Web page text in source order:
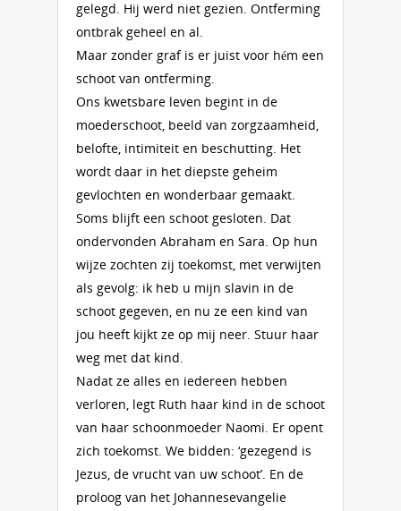
gelegd. Hij werd niet gezien. Ontferming
ontbrak geheel en al.
Maar zonder graf is er juist voor hém een
schoot van ontferming.
Ons kwetsbare leven begint in de
moederschoot, beeld van zorgzaamheid,
belofte, intimiteit en beschutting. Het
wordt daar in het diepste geheim
gevlochten en wonderbaar gemaakt.
Soms blijft een schoot gesloten. Dat
ondervonden Abraham en Sara. Op hun
wijze zochten zij toekomst, met verwijten
als gevolg: ik heb u mijn slavin in de
schoot gegeven, en nu ze een kind van
jou heeft kijkt ze op mij neer. Stuur haar
weg met dat kind.
Nadat ze alles en iedereen hebben
verloren, legt Ruth haar kind in de schoot
van haar schoonmoeder Naomi. Er opent
zich toekomst. We bidden: ‘gezegend is
Jezus, de vrucht van uw schoot’. En de
proloog van het Johannesevangelie